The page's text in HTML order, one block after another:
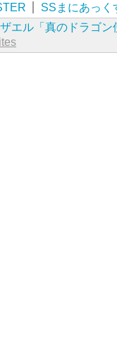
SSまにあっく
エル「真のドラゴン